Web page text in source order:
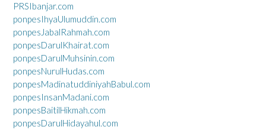
PRSIbanjar.com
ponpesIhyaUlumuddin.com
ponpesJabalRahmah.com
ponpesDarulKhairat.com
ponpesDarulMuhsinin.com
ponpesNurulHudas.com
ponpesMadinatuddiniyahBabul.com
ponpesInsanMadani.com
ponpesBaitilHikmah.com
ponpesDarulHidayahul.com